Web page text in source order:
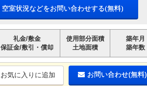
空室状況などをお問い合わせする(無料)
礼金/敷金
保証金/敷引・償却
使用部分面積
土地面積
築年月
築年数
お気に入りに追加 お問い合わせ(無料)